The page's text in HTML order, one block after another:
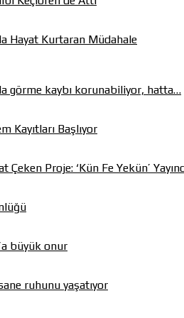
Hayat Kurtaran Müdahale
görme kaybı korunabiliyor, hatta…
Kayıtları Başlıyor
Çeken Proje: ‘Kün Fe Yekün’
büyük onur
ruhunu yaşatıyor